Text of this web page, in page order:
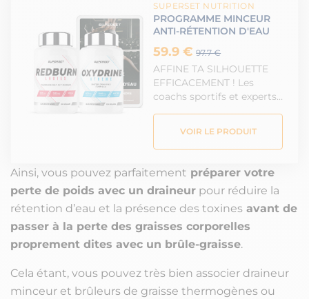
SUPERSET NUTRITION
PROGRAMME MINCEUR
ANTI-RÉTENTION D'EAU
59.9 € 97.7 €
AFFINE TA SILHOUETTE
EFFICACEMENT ! Les
coachs sportifs et experts…
VOIR LE PRODUIT
Ainsi, vous pouvez parfaitement préparer votre
perte de poids avec un draineur pour réduire la
rétention d’eau et la présence des toxines avant de
passer à la perte des graisses corporelles
proprement dites avec un brûle-graisse.
Cela étant, vous pouvez très bien associer draineur
minceur et brûleurs de graisse thermogènes ou